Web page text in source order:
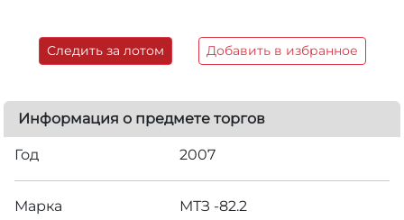
Следить за лотом Добавить в избранное
Информация о предмете торгов
Год 2007
Марка МТЗ -82.2